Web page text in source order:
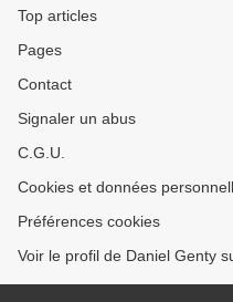
Top articles
Pages
Contact
Signaler un abus
C.G.U.
Cookies et données
Préférences cookies
Voir le profil de Daniel Genty